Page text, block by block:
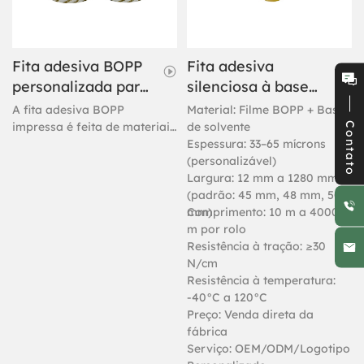
Fita adesiva BOPP
personalizada para
embalagens de
caixas.
A fita adesiva BOPP
impressa é feita de materiais
Fita adesiva
silenciosa à base
de solvente, 48
micras.
Material: Filme BOPP + Base
de solvente
Espessura: 33–65 mícrons
(personalizável)
Largura: 12 mm a 1280 mm
(padrão: 45 mm, 48 mm, 50
mm)
Comprimento: 10 m a 4000
m por rolo
Resistência à tração: ≥30
N/cm
Resistência à temperatura:
-40°C a 120°C
Preço: Venda direta da
fábrica
Serviço: OEM/ODM/Logotipo
Contato